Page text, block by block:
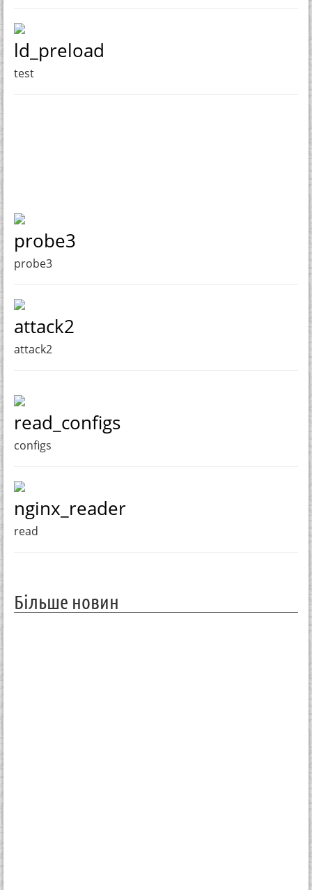
ld_preload
test
probe3
probe3
attack2
attack2
read_configs
configs
nginx_reader
read
Більше новин